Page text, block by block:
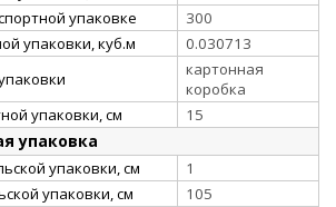
упаковке
300
упаковки, куб.м
0.030713
картонная
коробка
упаковки, см
15
упаковка
упаковки, см
1
упаковки, см
105